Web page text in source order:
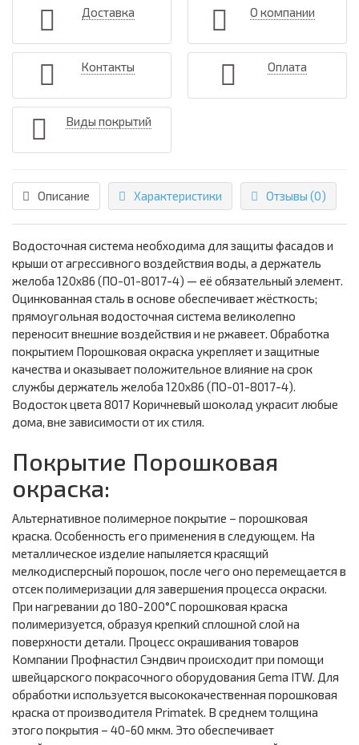
Доставка О компании
Контакты Оплата
Виды покрытий
Описание Характеристики Отзывы (0)
Водосточная система необходима для защиты фасадов и
крыши от агрессивного воздействия воды, а держатель
желоба 120х86 (ПО-01-8017-4) — её обязательный элемент.
Оцинкованная сталь в основе обеспечивает жёсткость;
прямоугольная водосточная система великолепно
переносит внешние воздействия и не ржавеет. Обработка
покрытием Порошковая окраска укрепляет и защитные
качества и оказывает положительное влияние на срок
службы держатель желоба 120х86 (ПО-01-8017-4).
Водосток цвета 8017 Коричневый шоколад украсит любые
дома, вне зависимости от их стиля.
Покрытие Порошковая
окраска:
Альтернативное полимерное покрытие – порошковая
краска. Особенность его применения в следующем. На
металлическое изделие напыляется красящий
мелкодисперсный порошок, после чего оно перемещается в
отсек полимеризации для завершения процесса окраски.
При нагревании до 180-200°С порошковая краска
полимеризуется, образуя крепкий сплошной слой на
поверхности детали. Процесс окрашивания товаров
Компании Профнастил Сэндвич происходит при помощи
швейцарского покрасочного оборудования Gema ITW. Для
обработки используется высококачественная порошковая
краска от производителя Primatek. В среднем толщина
этого покрытия – 40-60 мкм. Это обеспечивает